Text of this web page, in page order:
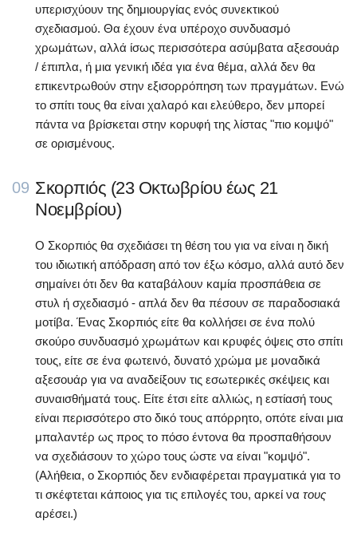
υπερισχύουν της δημιουργίας ενός συνεκτικού
σχεδιασμού. Θα έχουν ένα υπέροχο συνδυασμό
χρωμάτων, αλλά ίσως περισσότερα ασύμβατα αξεσουάρ
/ έπιπλα, ή μια γενική ιδέα για ένα θέμα, αλλά δεν θα
επικεντρωθούν στην εξισορρόπηση των πραγμάτων. Ενώ
το σπίτι τους θα είναι χαλαρό και ελεύθερο, δεν μπορεί
πάντα να βρίσκεται στην κορυφή της λίστας "πιο κομψό"
σε ορισμένους.
09 Σκορπιός (23 Οκτωβρίου έως 21
Νοεμβρίου)
Ο Σκορπιός θα σχεδιάσει τη θέση του για να είναι η δική
του ιδιωτική απόδραση από τον έξω κόσμο, αλλά αυτό δεν
σημαίνει ότι δεν θα καταβάλουν καμία προσπάθεια σε
στυλ ή σχεδιασμό - απλά δεν θα πέσουν σε παραδοσιακά
μοτίβα. Ένας Σκορπιός είτε θα κολλήσει σε ένα πολύ
σκούρο συνδυασμό χρωμάτων και κρυφές όψεις στο σπίτι
τους, είτε σε ένα φωτεινό, δυνατό χρώμα με μοναδικά
αξεσουάρ για να αναδείξουν τις εσωτερικές σκέψεις και
συναισθήματά τους. Είτε έτσι είτε αλλιώς, η εστίασή τους
είναι περισσότερο στο δικό τους απόρρητο, οπότε είναι μια
μπαλαντέρ ως προς το πόσο έντονα θα προσπαθήσουν
να σχεδιάσουν το χώρο τους ώστε να είναι "κομψό".
(Αλήθεια, ο Σκορπιός δεν ενδιαφέρεται πραγματικά για το
τι σκέφτεται κάποιος για τις επιλογές του, αρκεί να τους
αρέσει.)